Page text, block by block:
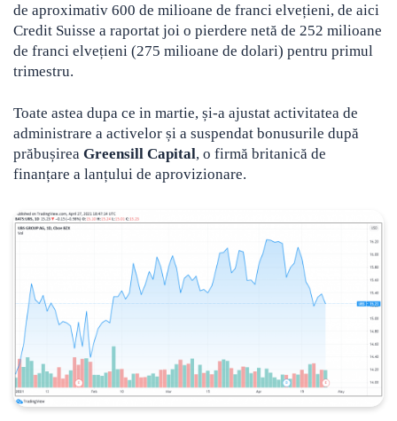
de aproximativ 600 de milioane de franci elvețieni, de aici
Credit Suisse a raportat joi o pierdere netă de 252 milioane
de franci elvețieni (275 milioane de dolari) pentru primul
trimestru.
Toate astea dupa ce in martie, și-a ajustat activitatea de
administrare a activelor și a suspendat bonusurile după
prăbușirea Greensill Capital, o firmă britanică de
finanțare a lanțului de aprovizionare.